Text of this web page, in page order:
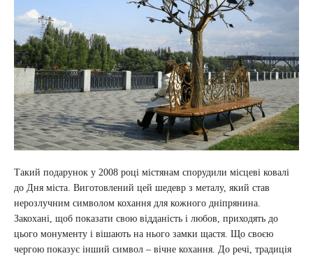
Такий подарунок у 2008 році містянам спорудили місцеві ковалі
до Дня міста. Виготовлений цей шедевр з металу, який став
нерозлучним символом кохання для кожного дніпрянина.
Закохані, щоб показати свою відданість і любов, приходять до
цього монументу і вішають на нього замки щастя. Що своєю
чергою показує інший символ – вічне кохання. До речі, традиція